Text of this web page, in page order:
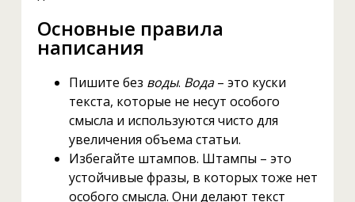
Основные правила
написания
Пишите без воды. Вода– это куски
текста, которые не несут особого
смысла и используются чисто для
увеличения объема статьи.
Избегайте штампов. Штампы – это
устойчивые фразы, в которых тоже нет
особого смысла. Они делают текст